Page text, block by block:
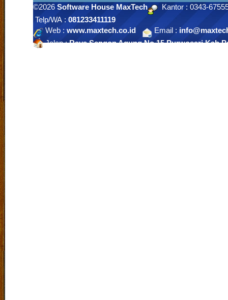
©2026 Software House MaxTech
Kantor : 0343-
Telp/WA : 081233411119
Web : www.maxtech.co.id Email :
Jalan :Raya Sengon Agung No 15 Purwosari